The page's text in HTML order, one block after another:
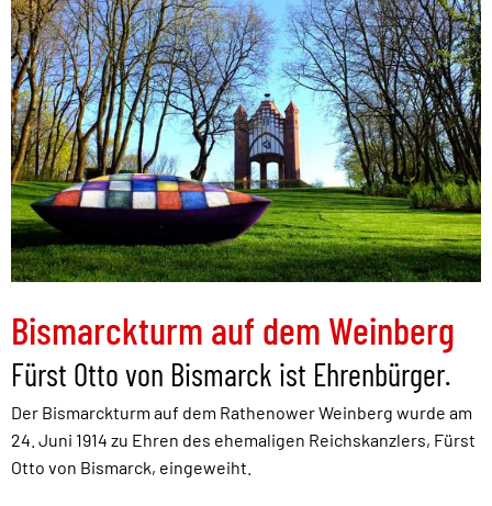
Bismarckturm auf dem Weinberg
Fürst Otto von Bismarck ist Ehrenbürger.
Der Bismarckturm auf dem Rathenower Weinberg wurde am
24. Juni 1914 zu Ehren des ehemaligen Reichskanzlers, Fürst
Otto von Bismarck, eingeweiht.